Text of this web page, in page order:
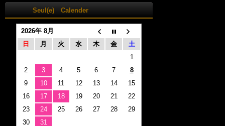
Seul(e) Calender
2026年 8月
日
月 火 水 木 金
土
1
2
3 4 5 6 7
8
9
10 11 12 13 14
15
16
17 18 19 20 21
22
23
24 25 26 27 28
29
30
31